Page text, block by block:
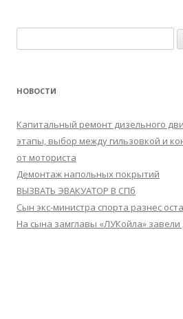
НОВОСТИ
Капитальный ремонт дизельного
этапы, выбор между гильзовкой и
от моториста
Демонтаж напольных покрытий
ВЫЗВАТЬ ЭВАКУАТОР В СПб
Сын экс-министра спорта разнес
На сына замглавы «ЛУКойла» завели